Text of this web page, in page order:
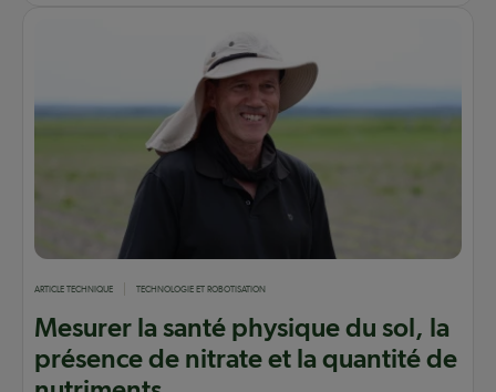
ARTICLE TECHNIQUE TECHNOLOGIE ET ROBOTISATION
Mesurer la santé physique du sol, la
présence de nitrate et la quantité de